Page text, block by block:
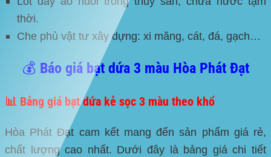
thời.
Che phủ vật tư xây dựng: xi măng, cát, đá, gạch…
💰 Báo giá bạt dứa 3 màu Hòa Phát Đạt
📊 Bảng giá bạt dứa kẻ sọc 3 màu theo khổ
Hòa Phát Đạt cam kết mang đến sản phẩm giá rẻ,
chất lượng cao nhất. Dưới đây là bảng giá chi tiết